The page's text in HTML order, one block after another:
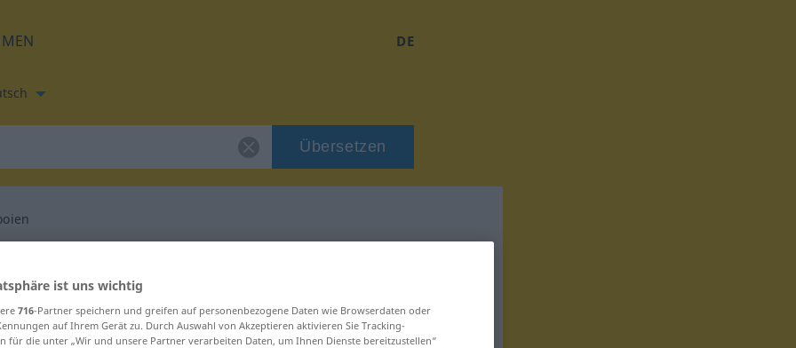
DE
Übersetzen
für "vergooien"
ist uns wichtig
716-Partner speichern und greifen auf personenbezogene Daten wie Browserdaten oder
auf Ihrem Gerät zu. Durch Auswahl von Akzeptieren aktivieren Sie Tracking-
für die unter „Wir und unsere Partner verarbeiten Daten, um Ihnen Dienste bereitzustellen“